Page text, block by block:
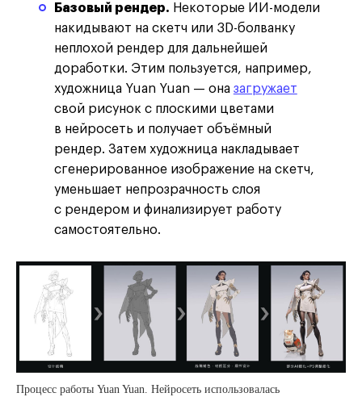
Базовый рендер. Некоторые ИИ-модели
накидывают на скетч или 3D-болванку
неплохой рендер для дальнейшей
доработки. Этим пользуется, например,
художница Yuan Yuan — она загружает
свой рисунок с плоскими цветами
в нейросеть и получает объёмный
рендер. Затем художница накладывает
сгенерированное изображение на скетч,
уменьшает непрозрачность слоя
с рендером и финализирует работу
самостоятельно.
Процесс работы Yuan Yuan. Нейросеть использовалась